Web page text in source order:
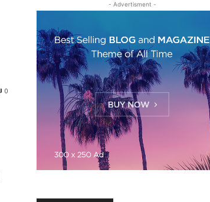
0
- Advertisment -